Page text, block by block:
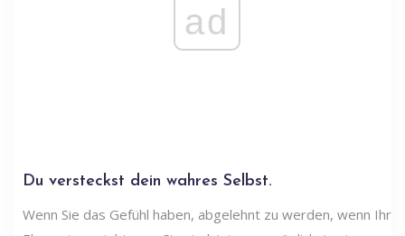
ad
Du versteckst dein wahres Selbst.
Wenn Sie das Gefühl haben, abgelehnt zu werden, wenn Ihr